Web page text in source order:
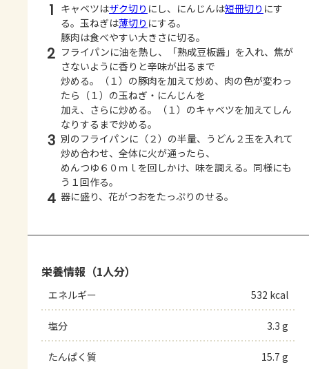
1 キャベツはザク切り にし、にんじんは短冊切り にす
る。玉ねぎは薄切り にする。
豚肉は食べやすい大きさに切る。
2 フライパンに油を熱し、「熟成豆板醤」を入れ、焦が
さないように香りと辛味が出るまで
炒める。（１）の豚肉を加えて炒め、肉の色が変わっ
たら（１）の玉ねぎ・にんじんを
加え、さらに炒める。（１）のキャベツを加えてしん
なりするまで炒める。
3 別のフライパンに（２）の半量、うどん２玉を入れて
炒め合わせ、全体に火が通ったら、
めんつゆ６０ｍｌを回しかけ、味を調える。同様にも
う１回作る。
4 器に盛り、花がつおをたっぷりのせる。
栄養情報（1人分）
エネルギー 532 kcal
塩分 3.3 g
たんぱく質 15.7 g